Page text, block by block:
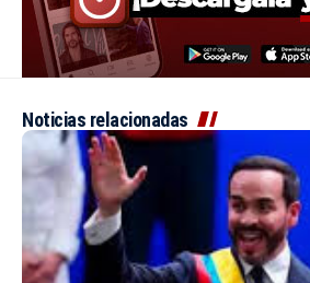
Noticias relacionadas